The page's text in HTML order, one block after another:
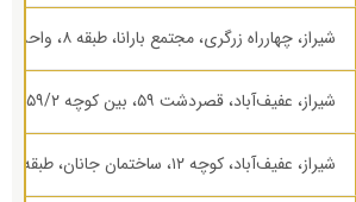
شیراز، چهارراه زرگری، مجتمع بارانا، طبقه ۸، واحد ۸۵
شیراز، عفیف‌آباد، قصردشت ۵۹، بین کوچه ۵۹/۲ و ۵۹/۴
شیراز، عفیف‌آباد، کوچه ۱۲، ساختمان جانان، طبقه ۵